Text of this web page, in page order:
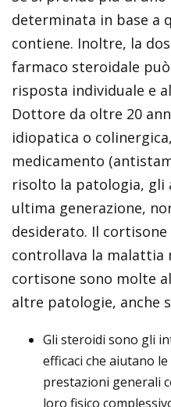
determinata in base a
contiene. Inoltre, la
farmaco steroidale
risposta individuale e
Dottore da oltre 20
idiopatica o
medicamento
risolto la patologia, gli
ultima generazione,
desiderato. Il
controllava la malattia
cortisone sono molte
altre patologie, anche
Gli steroidi sono gli
efficaci che aiutano
prestazioni generali
loro fisico